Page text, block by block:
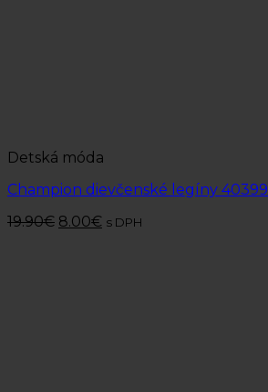
Detská móda
Champion dievčenské legíny 40399
19.90€ 8.00€ s DPH